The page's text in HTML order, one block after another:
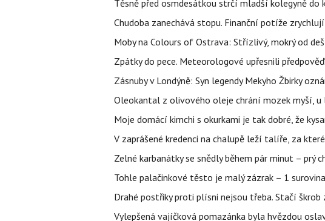
Těsně před osmdesátkou strčí mladší kolegyně do
Chudoba zanechává stopu. Finanční potíže
Moby na Colours of Ostrava: Střízlivý, mokrý od
Zpátky do pece. Meteorologové upřesnili
Zásnuby v Londýně: Syn legendy Mekyho Žbirky
Oleokantal z olivového oleje chrání mozek myší,
Moje domácí kimchi s okurkami je tak dobré, že
V zaprášené kredenci na chalupě leží talíře, za
Zelné karbanátky se snědly během pár minut – prý
Tohle palačinkové těsto je malý zázrak – 1
Drahé postřiky proti plísni nejsou třeba. Stačí škrob
Vylepšená vajíčková pomazánka byla hvězdou